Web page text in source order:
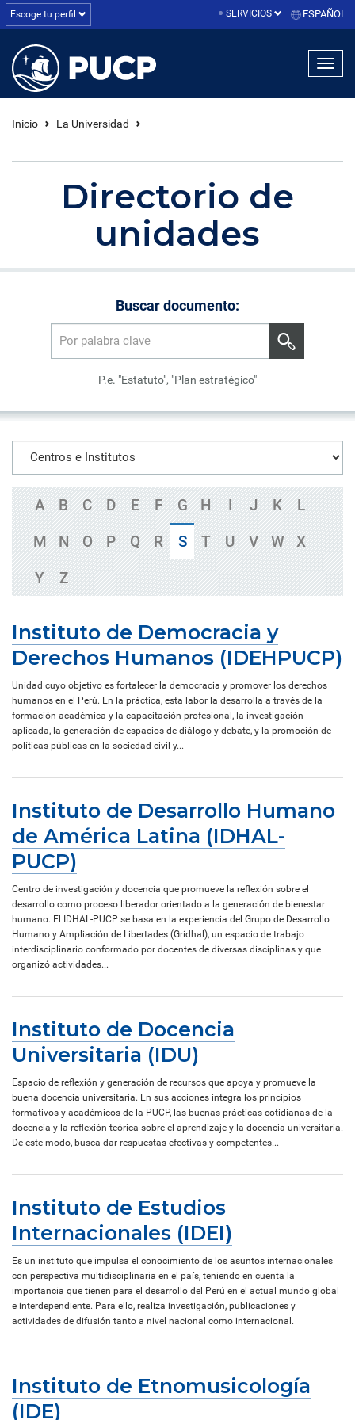
Escoge tu perfil SERVICIOS ESPAÑOL
Inicio La Universidad
Directorio de
unidades
Buscar documento:
P.e. "Estatuto", "Plan estratégico"
A B C D E F G H I J K
L
M
N O P Q R S T U V W
X
Y
Z
Instituto de Democracia y
Derechos Humanos (IDEHPUCP)
Unidad cuyo objetivo es fortalecer la democracia y promover los derechos
humanos en el Perú. En la práctica, esta labor la desarrolla a través de la
formación académica y la capacitación profesional, la investigación
aplicada, la generación de espacios de diálogo y debate, y la promoción de
políticas públicas en la sociedad civil y...
Instituto de Desarrollo Humano
de América Latina (IDHAL-
PUCP)
Centro de investigación y docencia que promueve la reflexión sobre el
desarrollo como proceso liberador orientado a la generación de bienestar
humano. El IDHAL-PUCP se basa en la experiencia del Grupo de Desarrollo
Humano y Ampliación de Libertades (Gridhal), un espacio de trabajo
interdisciplinario conformado por docentes de diversas disciplinas y que
organizó actividades...
Instituto de Docencia
Universitaria (IDU)
Espacio de reflexión y generación de recursos que apoya y promueve la
buena docencia universitaria. En sus acciones integra los principios
formativos y académicos de la PUCP, las buenas prácticas cotidianas de la
docencia y la reflexión teórica sobre el aprendizaje y la docencia universitaria.
De este modo, busca dar respuestas efectivas y competentes...
Instituto de Estudios
Internacionales (IDEI)
Es un instituto que impulsa el conocimiento de los asuntos internacionales
con perspectiva multidisciplinaria en el país, teniendo en cuenta la
importancia que tienen para el desarrollo del Perú en el actual mundo global
e interdependiente. Para ello, realiza investigación, publicaciones y
actividades de difusión tanto a nivel nacional como internacional.
Instituto de Etnomusicología
(IDE)